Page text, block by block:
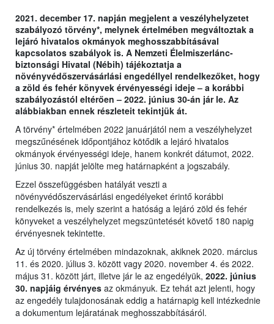
2021. december 17. napján megjelent a veszélyhelyzetet
szabályozó törvény*, melynek értelmében megváltoztak a
lejáró hivatalos okmányok meghosszabbításával
kapcsolatos szabályok is. A Nemzeti Élelmiszerlánc-
biztonsági Hivatal (Nébih) tájékoztatja a
növényvédőszervásárlási engedéllyel rendelkezőket, hogy
a zöld és fehér könyvek érvényességi ideje – a korábbi
szabályozástól eltérően – 2022. június 30-án jár le. Az
alábbiakban ennek részleteit tekintjük át.
A törvény* értelmében 2022 januárjától nem a veszélyhelyzet
megszűnésének időpontjához kötődik a lejáró hivatalos
okmányok érvényességi ideje, hanem konkrét dátumot, 2022.
június 30. napját jelölte meg határnapként a jogszabály.
Ezzel összefüggésben hatályát veszti a
növényvédőszervásárlási engedélyeket érintő korábbi
rendelkezés is, mely szerint a hatóság a lejáró zöld és fehér
könyveket a veszélyhelyzet megszüntetését követő 180 napig
érvényesnek tekintette.
Az új törvény értelmében mindazoknak, akiknek 2020. március
11. és 2020. július 3. között vagy 2020. november 4. és 2022.
május 31. között járt, illetve jár le az engedélyük, 2022. június
30. napjáig érvényes az okmányuk. Ez tehát azt jelenti, hogy
az engedély tulajdonosának eddig a határnapig kell intézkednie
a dokumentum lejáratának meghosszabbításáról.